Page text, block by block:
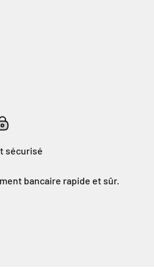
sécurisé
bancaire rapide et sûr.